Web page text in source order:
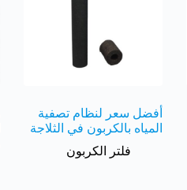
أفضل سعر لنظام تصفية
المياه بالكربون في الثلاجة
فلتر الكربون